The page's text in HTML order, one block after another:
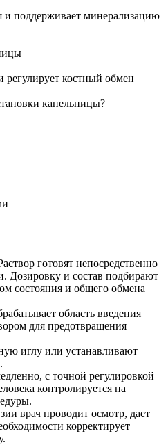
и поддерживает минерализацию
регулирует костный обмен
капельницы?
готовят непосредственно
Дозировку и состав подбирают
состояния и общего обмена
область введения
для предотвращения
иглу или устанавливают
с точной регулировкой
контролируется на
врач проводит осмотр, дает
корректирует